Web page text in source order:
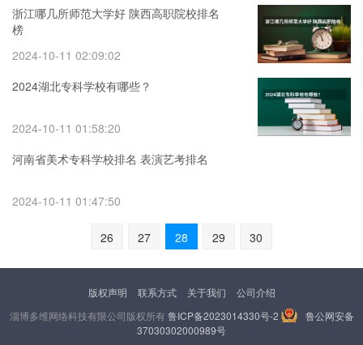
浙江哪几所师范大学好 陕西高职院校排名
榜
2024-10-11 02:09:02
2024湖北专科学校有哪些？
2024-10-11 01:58:20
河南省美术专科学校排名 表演艺考排名
2024-10-11 01:47:50
26 27 28 29 30
版权声明 联系方式 关于我们
公司介绍
淄博多维网络科技有限公司版权所有鲁ICP备2023014330号-2
鲁公网安备
37030302000989号